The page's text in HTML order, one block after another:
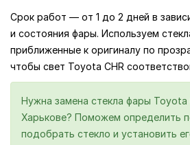
Срок работ — от 1 до 2 дней в
и состояния фары. Используем
приближенные к оригиналу по
чтобы свет Toyota CHR
Нужна замена стекла фары Toyota
Харькове? Поможем определить
подобрать стекло и установить